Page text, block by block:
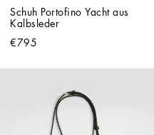
Schuh Portofino Yacht aus
Kalbsleder
€795